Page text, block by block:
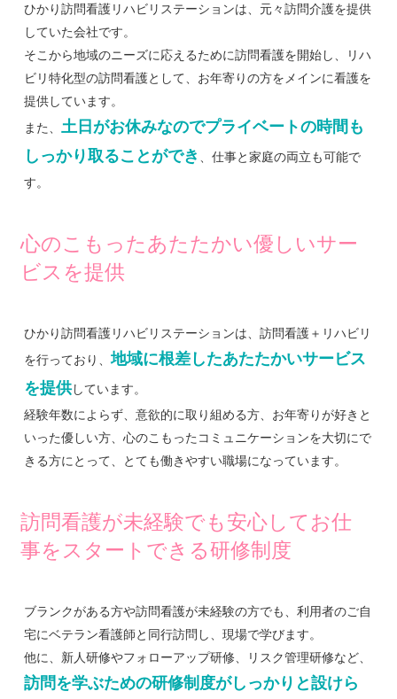
ひかり訪問看護リハビリステーションは、元々訪問介護を提供
していた会社です。
そこから地域のニーズに応えるために訪問看護を開始し、リハ
ビリ特化型の訪問看護として、お年寄りの方をメインに看護を
提供しています。
また、 土日がお休みなのでプライベートの時間も
しっかり取ることができ
、仕事と家庭の両立も可能で
す。
心のこもったあたたかい優しいサー
ビスを提供
ひかり訪問看護リハビリステーションは、訪問看護＋リハビリ
を行っており、地域に根差したあたたかいサービス
を提供しています。
経験年数によらず、意欲的に取り組める方、お年寄りが好きと
いった優しい方、心のこもったコミュニケーションを大切にで
きる方にとって、とても働きやすい職場になっています。
訪問看護が未経験でも安心してお仕
事をスタートできる研修制度
ブランクがある方や訪問看護が未経験の方でも、利用者のご自
宅にベテラン看護師と同行訪問し、現場で学びます。
他に、新人研修やフォローアップ研修、リスク管理研修など、
訪問を学ぶための研修制度がしっかりと設けら